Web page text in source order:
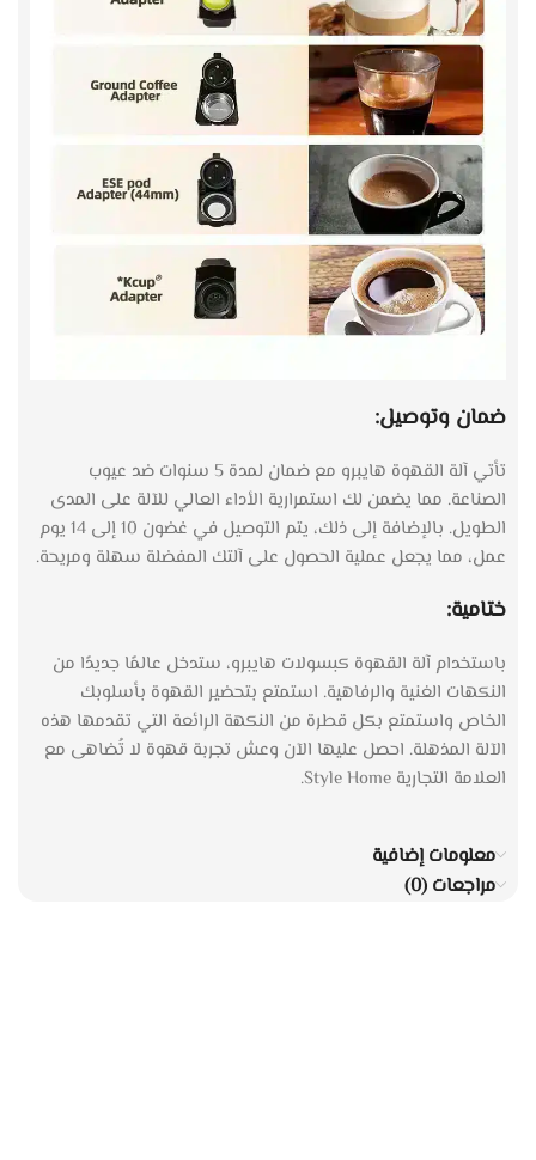
ضمان وتوصيل:
تأتي آلة القهوة هايبرو مع ضمان لمدة 5 سنوات ضد عيوب
الصناعة. مما يضمن لك استمرارية الأداء العالي للآلة على المدى
الطويل. بالإضافة إلى ذلك، يتم التوصيل في غضون 10 إلى 14 يوم
عمل، مما يجعل عملية الحصول على آلتك المفضلة سهلة ومريحة.
ختامية:
باستخدام آلة القهوة كبسولات هايبرو، ستدخل عالمًا جديدًا من
النكهات الغنية والرفاهية. استمتع بتحضير القهوة بأسلوبك
الخاص واستمتع بكل قطرة من النكهة الرائعة التي تقدمها هذه
الآلة المذهلة. احصل عليها الآن وعش تجربة قهوة لا تُضاهى مع
العلامة التجارية Style Home.
معلومات إضافية
مراجعات (0)